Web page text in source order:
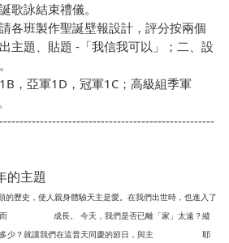
歌詠結束禮儀。
各班製作聖誕壁報設計，評分按兩個
主題、貼題 -「我信我可以」；二、設
，亞軍1D，冠軍1C；高級組季軍
的主題
的歷史，使人親身體驗天主是愛。在我們出世時，也進入了
心的愛而 成長。 今天，我們是否已離「家」太遠？縱
有多少？就讓我們在這普天同慶的節日，與主 耶